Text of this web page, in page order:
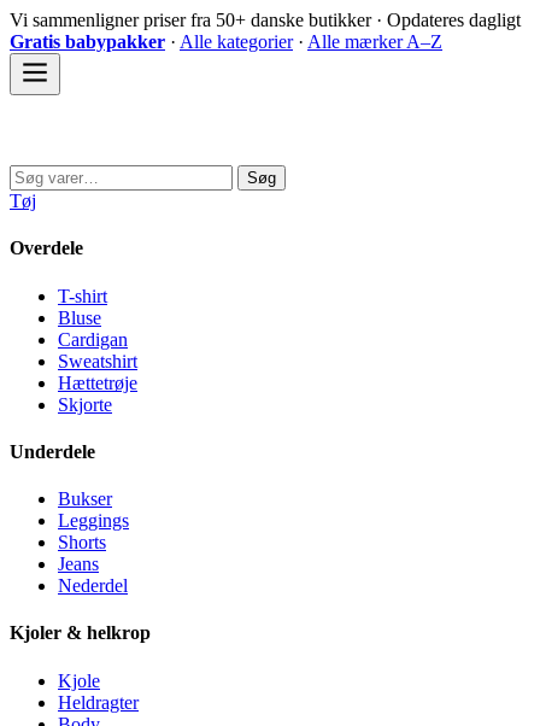
Spring
til
indhold
Vi sammenligner priser fra 50+ danske butikker · Opdateres dagligt
Gratis babypakker · Alle kategorier· Alle mærker A–Z
Søg
efter:
Søg
Tøj
Overdele
T-shirt
Bluse
Cardigan
Sweatshirt
Hættetrøje
Skjorte
Underdele
Bukser
Leggings
Shorts
Jeans
Nederdel
Kjoler & helkrop
Kjole
Heldragter